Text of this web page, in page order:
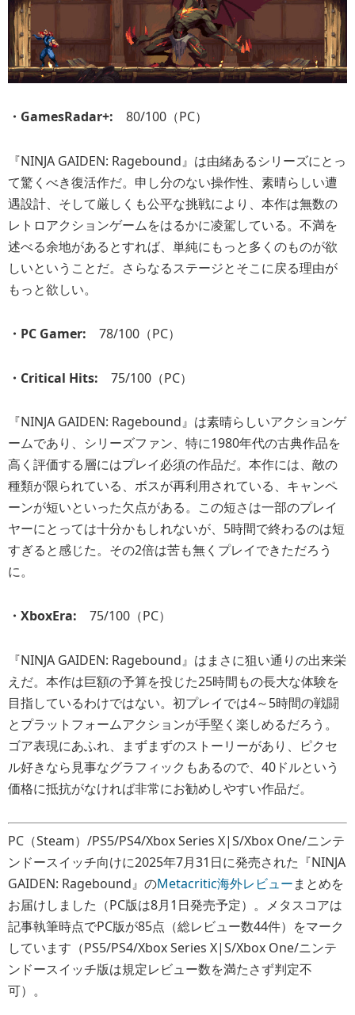
・GamesRadar+: 80/100（PC）
『NINJA GAIDEN: Ragebound』は由緒あるシリーズにとっ
て驚くべき復活作だ。申し分のない操作性、素晴らしい遭
遇設計、そして厳しくも公平な挑戦により、本作は無数の
レトロアクションゲームをはるかに凌駕している。不満を
述べる余地があるとすれば、単純にもっと多くのものが欲
しいということだ。さらなるステージとそこに戻る理由が
もっと欲しい。
・PC Gamer: 78/100（PC）
・Critical Hits: 75/100（PC）
『NINJA GAIDEN: Ragebound』は素晴らしいアクションゲ
ームであり、シリーズファン、特に1980年代の古典作品を
高く評価する層にはプレイ必須の作品だ。本作には、敵の
種類が限られている、ボスが再利用されている、キャンペ
ーンが短いといった欠点がある。この短さは一部のプレイ
ヤーにとっては十分かもしれないが、5時間で終わるのは短
すぎると感じた。その2倍は苦も無くプレイできただろう
に。
・XboxEra: 75/100（PC）
『NINJA GAIDEN: Ragebound』はまさに狙い通りの出来栄
えだ。本作は巨額の予算を投じた25時間もの長大な体験を
目指しているわけではない。初プレイでは4～5時間の戦闘
とプラットフォームアクションが手堅く楽しめるだろう。
ゴア表現にあふれ、まずまずのストーリーがあり、ピクセ
ル好きなら見事なグラフィックもあるので、40ドルという
価格に抵抗がなければ非常にお勧めしやすい作品だ。
PC（Steam）/PS5/PS4/Xbox Series X|S/Xbox One/ニンテ
ンドースイッチ向けに2025年7月31日に発売された『NINJA
GAIDEN: Ragebound』のMetacritic海外レビューまとめを
お届けしました（PC版は8月1日発売予定）。メタスコアは
記事執筆時点でPC版が85点（総レビュー数44件）をマーク
しています（PS5/PS4/Xbox Series X|S/Xbox One/ニンテ
ンドースイッチ版は規定レビュー数を満たさず判定不
可）。